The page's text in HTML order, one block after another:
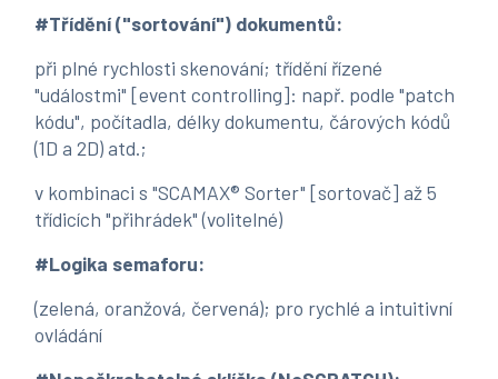
#Třídění ("sortování") dokumentů:
při plné rychlosti skenování; třídění řízené
"událostmi" [event controlling]: např. podle "patch
kódu", počítadla, délky dokumentu, čárových kódů
(1D a 2D) atd.;
v kombinaci s "SCAMAX® Sorter" [sortovač] až 5
třídicích "přihrádek" (volitelné)
#Logika semaforu:
(zelená, oranžová, červená); pro rychlé a intuitivní
ovládání